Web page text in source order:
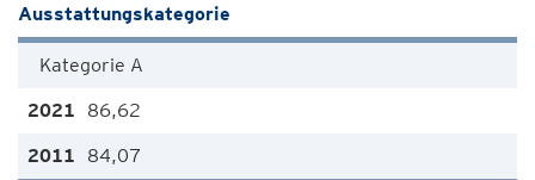
Ausstattungskategorie
Kategorie A
86,62
84,07